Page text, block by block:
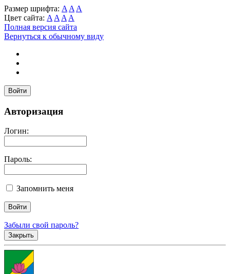
Размер шрифта: A A A
Цвет сайта: A A A A
Полная версия сайта
Вернуться к обычному виду
Войти
Авторизация
Логин:
Пароль:
Запомнить меня
Забыли свой пароль?
Закрыть